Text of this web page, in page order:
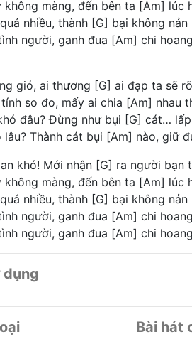
màng, đến bên ta [Am] lúc
nhiều, thành [G] bại không nản
người, ganh đua [Am] chi
gió, ai thương [G] ai đạp ta sẽ rõ
so đo, mấy ai chia [Am] nhau
đâu? Đừng như bụi [G] cát… lấp
Thành cát bụi [Am] nào, giữ
khó! Mới nhận [G] ra người bạn
màng, đến bên ta [Am] lúc
nhiều, thành [G] bại không nản
người, ganh đua [Am] chi
người, ganh đua [Am] chi
dụng
Bài hát